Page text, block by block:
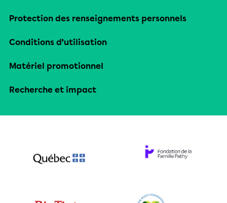
Protection des renseignements personnels
Conditions d’utilisation
Matériel promotionnel
Recherche et impact